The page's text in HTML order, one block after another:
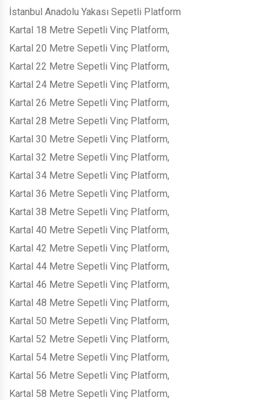
İstanbul Anadolu Yakası Sepetli Platform
Kartal 18 Metre Sepetli Vinç Platform,
Kartal 20 Metre Sepetli Vinç Platform,
Kartal 22 Metre Sepetli Vinç Platform,
Kartal 24 Metre Sepetli Vinç Platform,
Kartal 26 Metre Sepetli Vinç Platform,
Kartal 28 Metre Sepetli Vinç Platform,
Kartal 30 Metre Sepetli Vinç Platform,
Kartal 32 Metre Sepetli Vinç Platform,
Kartal 34 Metre Sepetli Vinç Platform,
Kartal 36 Metre Sepetli Vinç Platform,
Kartal 38 Metre Sepetli Vinç Platform,
Kartal 40 Metre Sepetli Vinç Platform,
Kartal 42 Metre Sepetli Vinç Platform,
Kartal 44 Metre Sepetli Vinç Platform,
Kartal 46 Metre Sepetli Vinç Platform,
Kartal 48 Metre Sepetli Vinç Platform,
Kartal 50 Metre Sepetli Vinç Platform,
Kartal 52 Metre Sepetli Vinç Platform,
Kartal 54 Metre Sepetli Vinç Platform,
Kartal 56 Metre Sepetli Vinç Platform,
Kartal 58 Metre Sepetli Vinç Platform,